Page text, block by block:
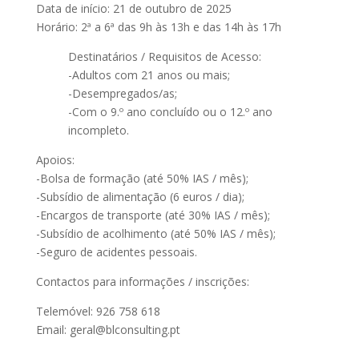
Data de início: 21 de outubro de 2025
Horário: 2ª a 6ª das 9h às 13h e das 14h às 17h
Destinatários / Requisitos de Acesso:
-Adultos com 21 anos ou mais;
-Desempregados/as;
-Com o 9.º ano concluído ou o 12.º ano
incompleto.
Apoios:
-Bolsa de formação (até 50% IAS / mês);
-Subsídio de alimentação (6 euros / dia);
-Encargos de transporte (até 30% IAS / mês);
-Subsídio de acolhimento (até 50% IAS / mês);
-Seguro de acidentes pessoais.
Contactos para informações / inscrições:
Telemóvel: 926 758 618
Email: geral@blconsulting.pt